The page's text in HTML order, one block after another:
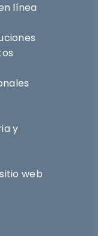
línea
y
web